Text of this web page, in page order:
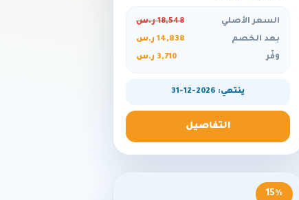
السعر الأصلي
18,548 ر.س
بعد الخصم
14,838 ر.س
وفّر
3,710 ر.س
ينتهي: 2026-12-31
التفاصيل
15%